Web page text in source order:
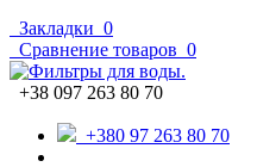
Закладки 0
Сравнение товаров 0
+38 097 263 80 70
+380 97 263 80 70